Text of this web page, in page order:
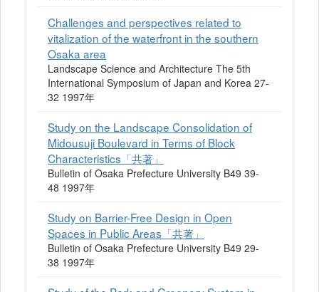
Challenges and perspectives related to
vitalization of the waterfront in the southern
Osaka area
Landscape Science and Architecture The 5th
International Symposium of Japan and Korea 27-
32 1997年
Study on the Landscape Consolidation of
Midousuji Boulevard in Terms of Block
Characteristics「共著」
Bulletin of Osaka Prefecture University B49 39-
48 1997年
Study on Barrier-Free Design in Open
Spaces in Public Areas「共著」
Bulletin of Osaka Prefecture University B49 29-
38 1997年